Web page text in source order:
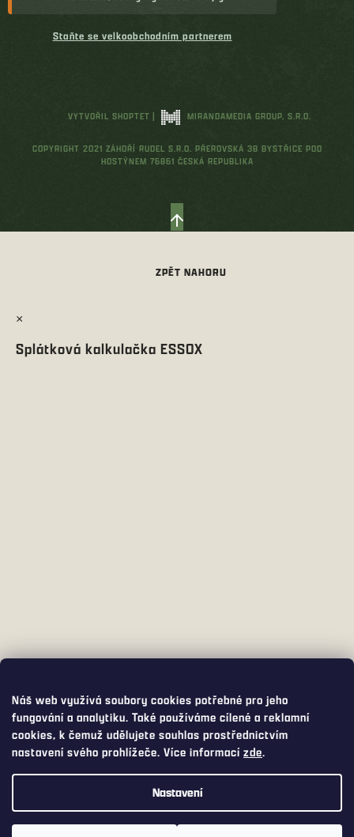
Náš web využívá soubory cookies potřebné pro jeho
fungování a analytiku. Také používáme cílené a reklamní
cookies, k čemuž udělujete souhlas prostřednictvím
nastavení svého prohlížeče. Více informacízde.
Nastavení
Využijte přepravu s DPD PICKUP za pouhých 75,- Kč. DPD PICKUP
Staňte se velkoobchodním partnerem
VYTVOŘIL SHOPTET | MIRANDAMEDIA GROUP, S.R.O.
COPYRIGHT 2021 ZÁHOŘÍ RUDEL S.R.O. PŘEROVSKÁ 38 BYSTŘICE POD
HOSTÝNEM 76861 ČESKÁ REPUBLIKA
×
Splátková kalkulačka ESSOX